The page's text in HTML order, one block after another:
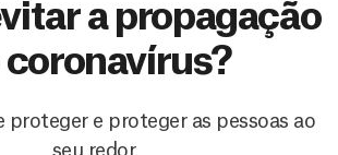
a propagação
coronavírus?
proteger e proteger as pessoas ao
seu redor